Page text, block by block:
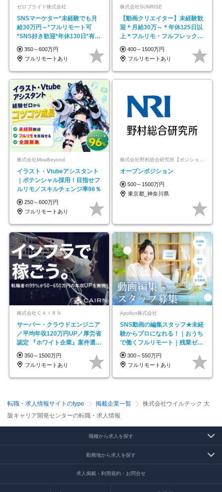
ゼロプライド株式会社
SNSマーケター*未経験でも月
給30万円～*フルリモート可
*SNS好き歓迎*年休130日*有休
取得率100%
350～600万円
フルリモートあり
株式会社SUNRISE
【動画クリエイター】未経験歓
迎＊月給30万～＊年休125日以
上＊フルリモ・フルフレックス
◆10名の採用が決定◆
400～1500万円
フルリモートあり
株式会社MiraiBeyond
イラスト・Vtubeアシスタント
｜ポテンシャル採用！目指せフ
ルリモ／スキルチェンジ率96％
250～600万円
フルリモートあり
株式会社野村総合研究所【ポジションマッチ登録】
オープンポジション
500～1500万円
東京都_神奈川県
株式会社ＣＡＩＲＮ
サーバー・クラウドエンジニア
／平均年収120万円UP／厚労省
認定 『ホワイト企業』案件選択
制度／年休129日
350～1500万円
フルリモートあり
Apollon株式会社
SNS動画の編集スタッフ★未経
験からプロになれる！｜おうち
で働くフルリモート｜残業ゼロ
で18時退勤◎
300～550万円
フルリモートあり
転職・求人情報サイトのtype 掲載企業一覧
株式会社ウイルテック 大
阪キャリア開発センターの転職・求人情報
職種から求人を探す
勤務地から求人を探す
求人掲載・利用規約・お問合せ